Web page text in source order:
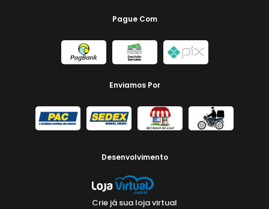
Pague Com
Enviamos Por
Desenvolvimento
Crie já sua loja virtual